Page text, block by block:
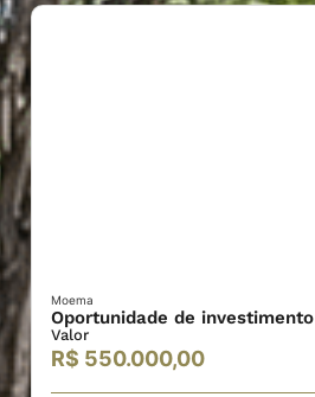
Moema
Oportunidade de investimento
Valor
R$ 550.000,00